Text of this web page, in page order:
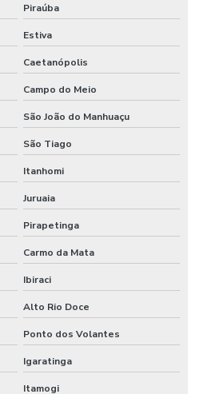
Piraúba
Estiva
Caetanópolis
Campo do Meio
São João do Manhuaçu
São Tiago
Itanhomi
Juruaia
Pirapetinga
Carmo da Mata
Ibiraci
Alto Rio Doce
Ponto dos Volantes
Igaratinga
Itamogi